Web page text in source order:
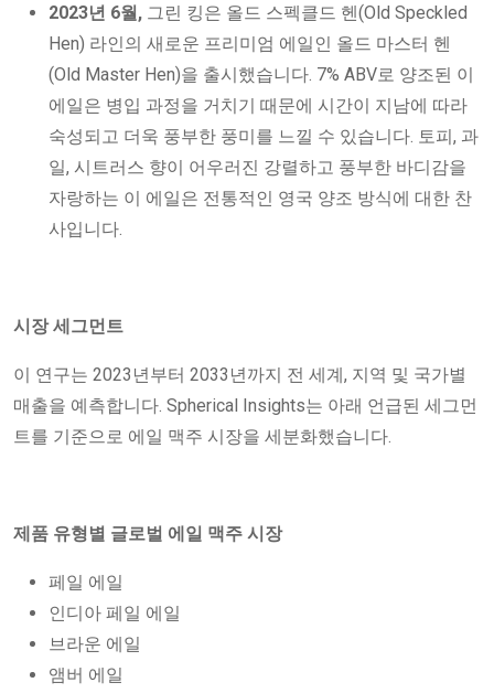
2023년 6월, 그린 킹은 올드 스펙클드 헨(Old Speckled
Hen) 라인의 새로운 프리미엄 에일인 올드 마스터 헨
(Old Master Hen)을 출시했습니다. 7% ABV로 양조된 이
에일은 병입 과정을 거치기 때문에 시간이 지남에 따라
숙성되고 더욱 풍부한 풍미를 느낄 수 있습니다. 토피, 과
일, 시트러스 향이 어우러진 강렬하고 풍부한 바디감을
자랑하는 이 에일은 전통적인 영국 양조 방식에 대한 찬
사입니다.
시장 세그먼트
이 연구는 2023년부터 2033년까지 전 세계, 지역 및 국가별
매출을 예측합니다. Spherical Insights는 아래 언급된 세그먼
트를 기준으로 에일 맥주 시장을 세분화했습니다.
제품 유형별 글로벌 에일 맥주 시장
페일 에일
인디아 페일 에일
브라운 에일
앰버 에일